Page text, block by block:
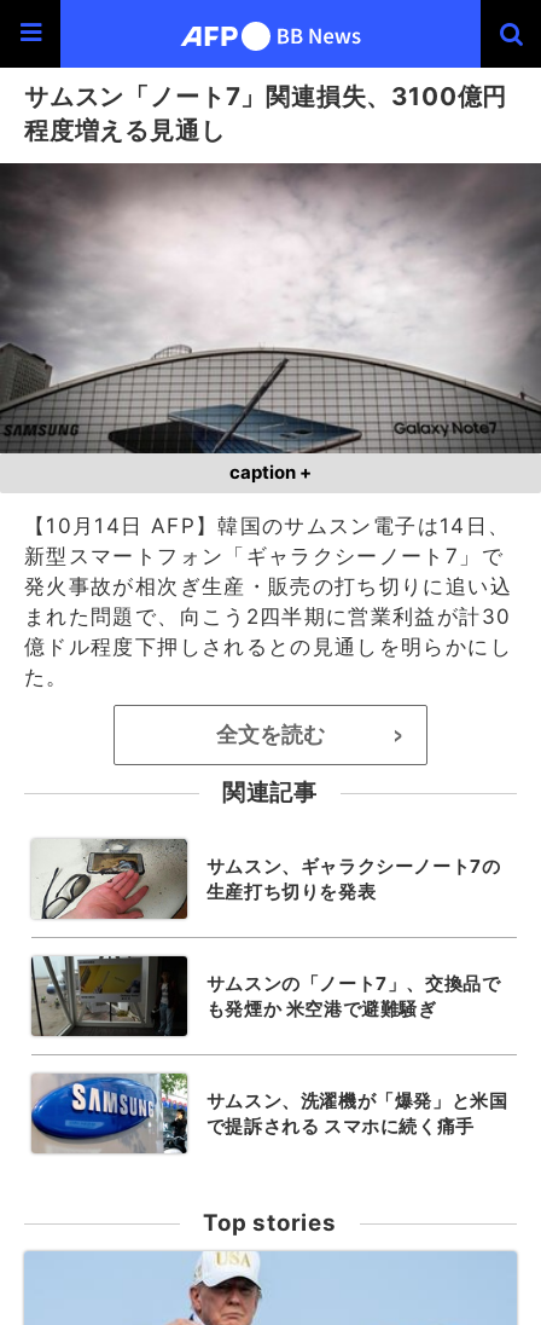
サムスン「ノート7」関連損失、3100億円
程度増える見通し
caption +
【10月14日 AFP】韓国のサムスン電子は14日、
新型スマートフォン「ギャラクシーノート7」で
発火事故が相次ぎ生産・販売の打ち切りに追い込
まれた問題で、向こう2四半期に営業利益が計30
億ドル程度下押しされるとの見通しを明らかにし
た。
全文を読む >
関連記事
サムスン、ギャラクシーノート7の
生産打ち切りを発表
サムスンの「ノート7」、交換品で
も発煙か 米空港で避難騒ぎ
サムスン、洗濯機が「爆発」と米国
で提訴される スマホに続く痛手
Top stories